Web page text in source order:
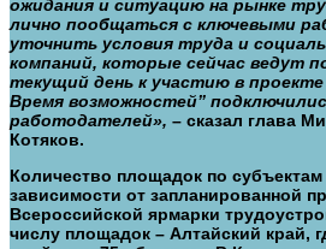
ожидания и ситуацию на рынке
лично пообщаться с ключевыми
уточнить условия труда и
компаний, которые сейчас ведут
текущий день к участию в
Время возможностей”
работодателей», – сказал глава
Котяков.
Количество площадок по субъектам
зависимости от запланированной
Всероссийской ярмарки
числу площадок – Алтайский край,